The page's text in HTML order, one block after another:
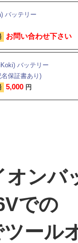
バッテリー
お問い合わせ下さい
バッテリー
保証書あり)
5,000 円
オンバ
での
ール